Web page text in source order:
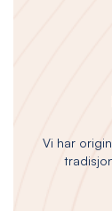
Vi har